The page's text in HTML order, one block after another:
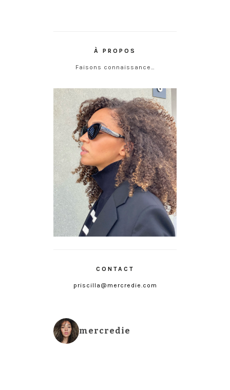
À PROPOS
Faisons connaissance…
CONTACT
priscilla@mercredie.com
mercredie